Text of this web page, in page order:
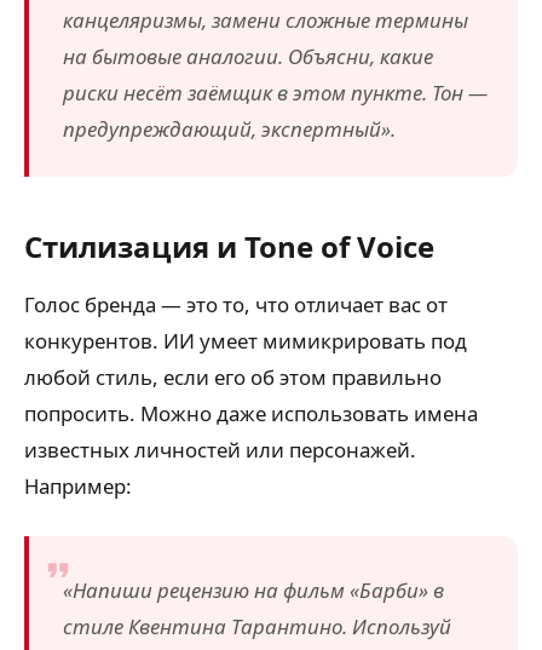
канцеляризмы, замени сложные термины
на бытовые аналогии. Объясни, какие
риски несёт заёмщик в этом пункте. Тон —
предупреждающий, экспертный».
Стилизация и Tone of Voice
Голос бренда — это то, что отличает вас от
конкурентов. ИИ умеет мимикрировать под
любой стиль, если его об этом правильно
попросить. Можно даже использовать имена
известных личностей или персонажей.
Например:
«Напиши рецензию на фильм «Барби» в
стиле Квентина Тарантино. Используй